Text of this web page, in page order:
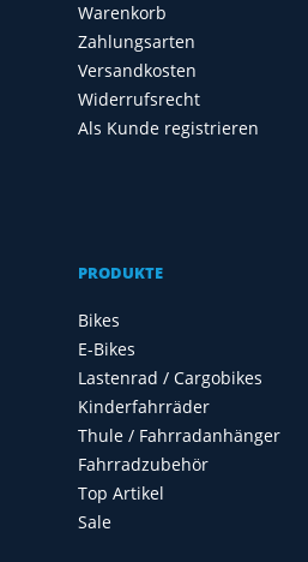
Warenkorb
Zahlungsarten
Versandkosten
Widerrufsrecht
Als Kunde registrieren
PRODUKTE
Bikes
E-Bikes
Lastenrad / Cargobikes
Kinderfahrräder
Thule / Fahrradanhänger
Fahrradzubehör
Top Artikel
Sale